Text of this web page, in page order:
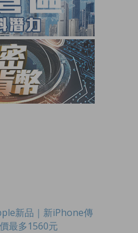
新品｜新iPhone傳
最多1560元